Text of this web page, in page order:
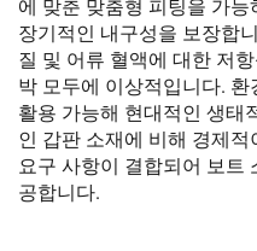
에 맞춘 맞춤형 피팅을 가
장기적인 내구성을 보장합
질 및 어류 혈액에 대한 저
박 모두에 이상적입니다.
활용 가능해 현대적인 생태
인 갑판 소재에 비해 경제
요구 사항이 결합되어 보트
공합니다.